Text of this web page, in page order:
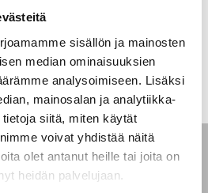
sisällön ja mainosten
median ominaisuuksien
analysoimiseen. Lisäksi
mainosalan ja analytiikka-
siitä, miten käytät
voivat yhdistää näitä
olet antanut heille tai joita on
heidän palvelujaan.
ja huolto